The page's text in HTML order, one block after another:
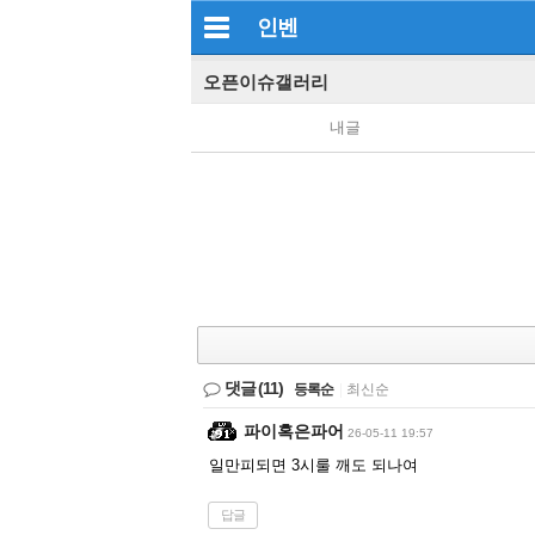
인벤
오픈이슈갤러리
내글
댓글(11) 등록순 최신순
파이혹은파어 26-05-11 19:57
일만피되면 3시룰 깨도 되나여
답글